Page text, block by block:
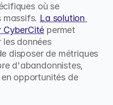
où se
massifs. La solution
CyberCité permet
données
disposer de métriques
d'abandonnistes,
opportunités de